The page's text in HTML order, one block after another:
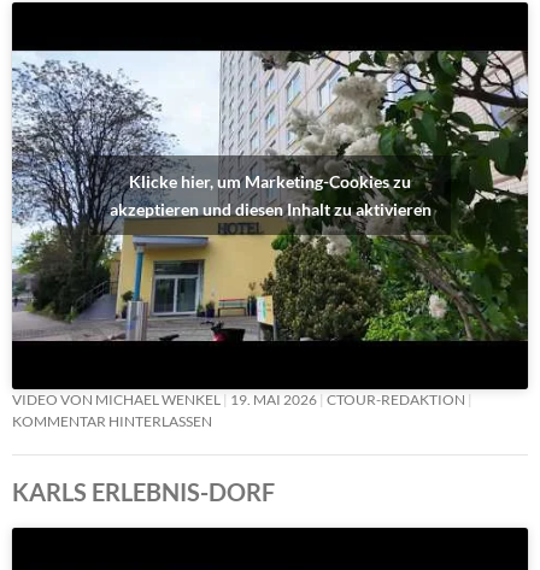
Klicke hier, um Marketing-Cookies zu
akzeptieren und diesen Inhalt zu aktivieren
VIDEO VON MICHAEL WENKEL 19. MAI 2026 CTOUR-REDAKTION
KOMMENTAR HINTERLASSEN
KARLS ERLEBNIS-DORF